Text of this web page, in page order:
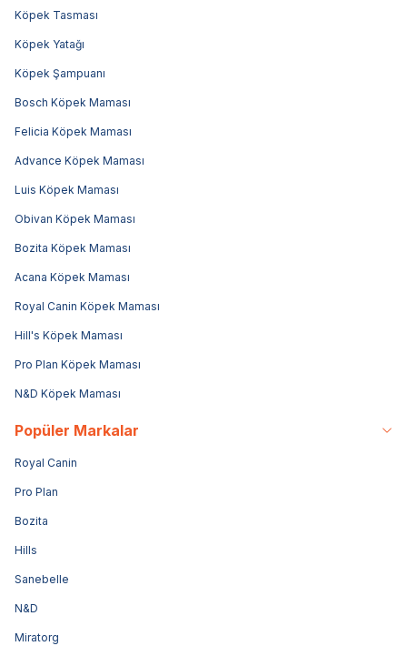
Köpek Tasması
Köpek Yatağı
Köpek Şampuanı
Bosch Köpek Maması
Felicia Köpek Maması
Advance Köpek Maması
Luis Köpek Maması
Obivan Köpek Maması
Bozita Köpek Maması
Acana Köpek Maması
Royal Canin Köpek Maması
Hill's Köpek Maması
Pro Plan Köpek Maması
N&D Köpek Maması
Popüler Markalar
Royal Canin
Pro Plan
Bozita
Hills
Sanebelle
N&D
Miratorg